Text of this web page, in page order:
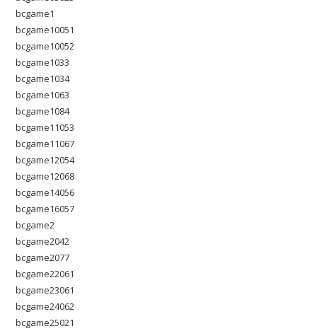
bcgame1
bcgame10051
bcgame10052
bcgame1033
bcgame1034
bcgame1063
bcgame1084
bcgame11053
bcgame11067
bcgame12054
bcgame12068
bcgame14056
bcgame16057
bcgame2
bcgame2042
bcgame2077
bcgame22061
bcgame23061
bcgame24062
bcgame25021